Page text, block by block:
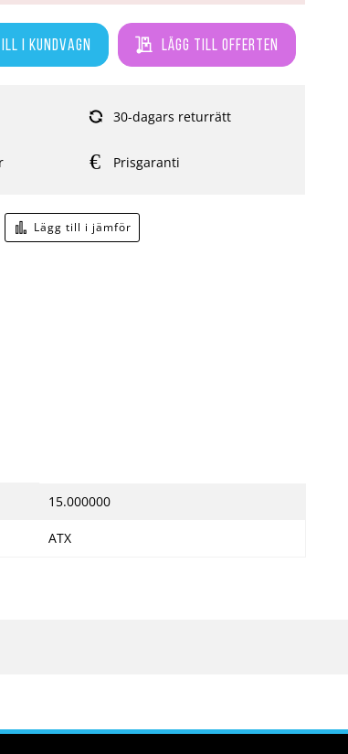
i kundvagn Lägg till offerten
Lägg till i jämför
30-dagars returrätt
Prisgaranti
15.000000
ATX